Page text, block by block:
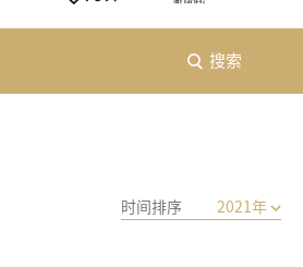
搜索
时间排序 2021年